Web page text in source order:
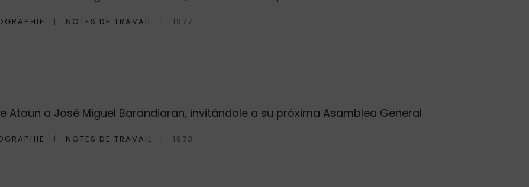
NOTES DE TRAVAIL 1977
Ataun a José Miguel Barandiaran, invitándole a su próxima Asamblea General
NOTES DE TRAVAIL 1973